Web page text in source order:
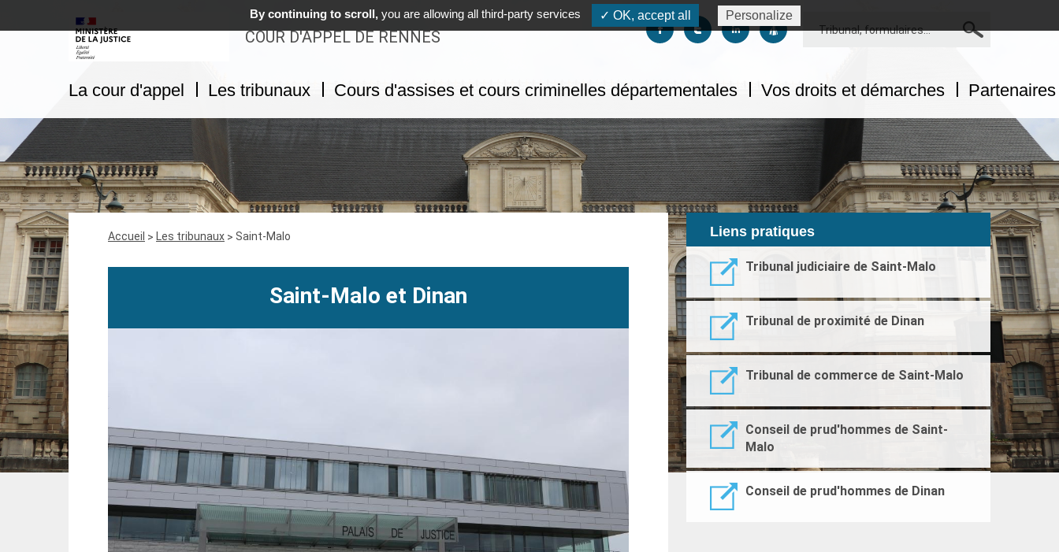
COUR D'APPEL DE RENNES Suivez-nous sur facebook
Suivez-nous sur twitter
Suivez-nous sur linkedin
Suivez-nous sur dailymotion
La cour d'appel Les tribunaux Cours d'assises et cours criminelles départementales Vos droits et démarches
Fil
Accueil Les tribunaux Saint-Malo
Saint-Malo et Dinan
Liens pratiques
Tribunal judiciaire de Saint-Malo
Tribunal de proximité de Dinan
Tribunal de commerce de Saint-Malo
Conseil de prud'hommes de Saint-
Malo
Conseil de prud'hommes de Dinan
By continuing to scroll, you are allowing all third-party services ✓ OK, accept all Personalize